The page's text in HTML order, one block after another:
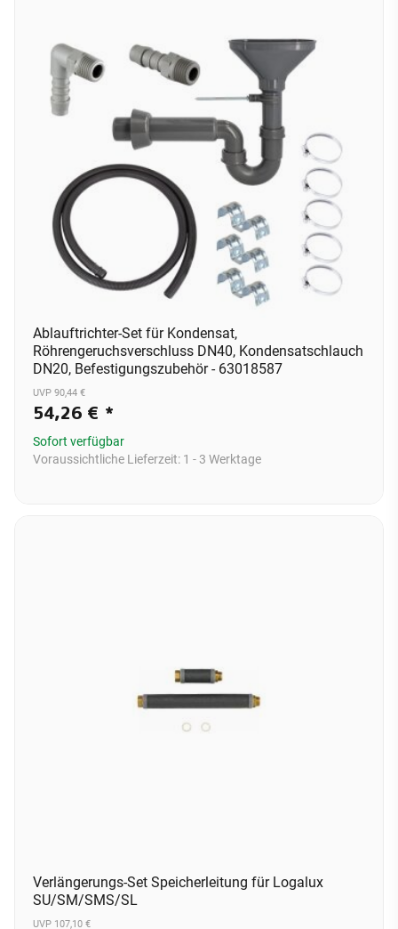
Ablauftrichter-Set für Kondensat,
Röhrengeruchsverschluss DN40, Kondensatschlauch
DN20, Befestigungszubehör - 63018587
UVP 90,44 €
54,26 € *
Sofort verfügbar
Voraussichtliche Lieferzeit: 1 - 3 Werktage
Verlängerungs-Set Speicherleitung für Logalux
SU/SM/SMS/SL
UVP 107,10 €